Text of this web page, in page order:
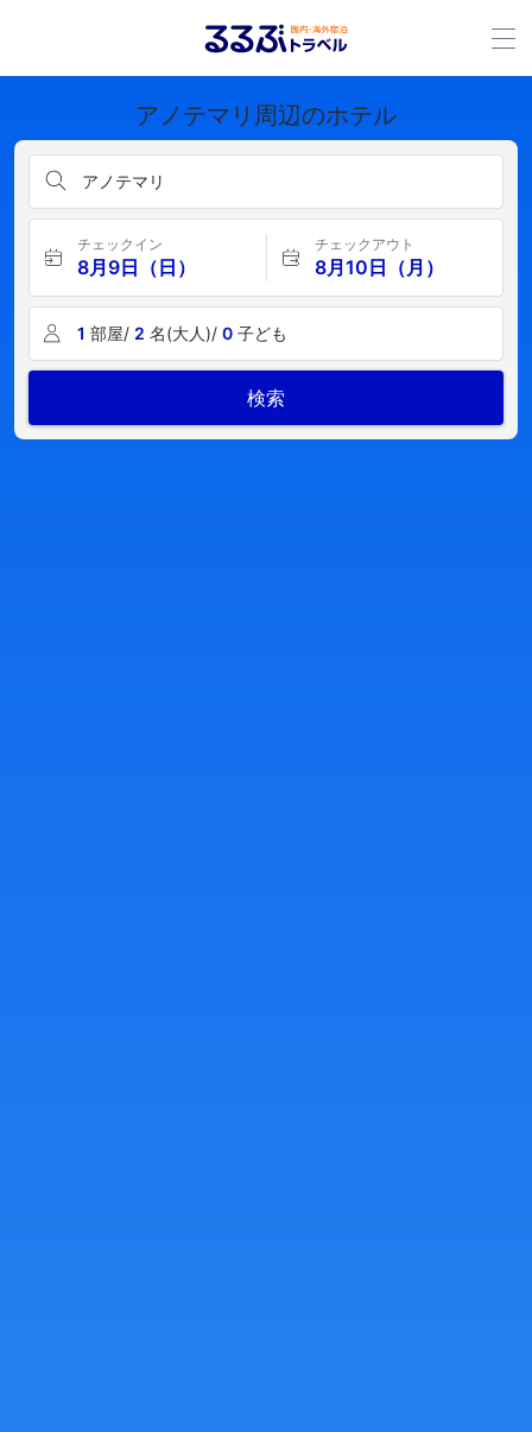
アノテマリ周辺のホテル
アノテマリ
チェックイン
8月9日（日）
チェックアウト
8月10日（月）
1 部屋/ 2 名(大人)/ 0 子ども
検索